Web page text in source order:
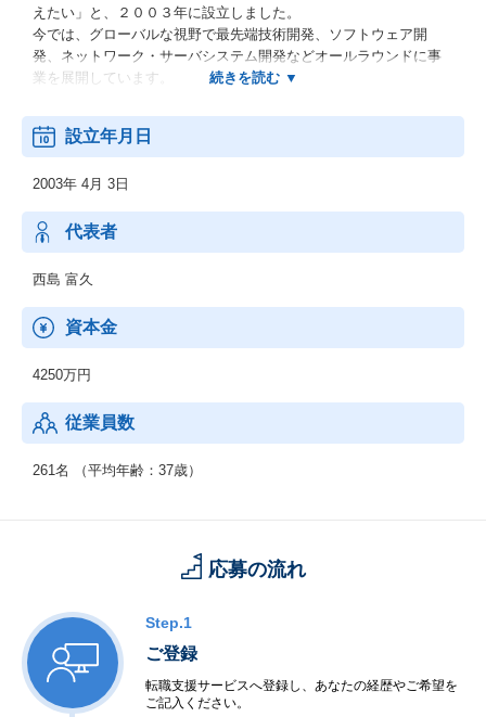
えたい」と、２００３年に設立しました。
今では、グローバルな視野で最先端技術開発、ソフトウェア開
発、ネットワーク・サーバシステム開発などオールラウンドに事
業を展開しています。
＜事業内容＞
・情報システム／ネットワークシステム開発、設計、構築
ト）
・ハードウェア設計（回路設計、プリント基板実装設計）、デバ
イス開発
・セキュリティシステム開発、設計、構築
・情報システム運用監視
設立年月日
2003年 4月 3日
代表者
西島 富久
資本金
4250万円
従業員数
261名 （平均年齢：37歳）
応募の流れ
Step.1
ご登録
転職支援サービスへ登録し、あなたの経歴やご希望を
ご記入ください。